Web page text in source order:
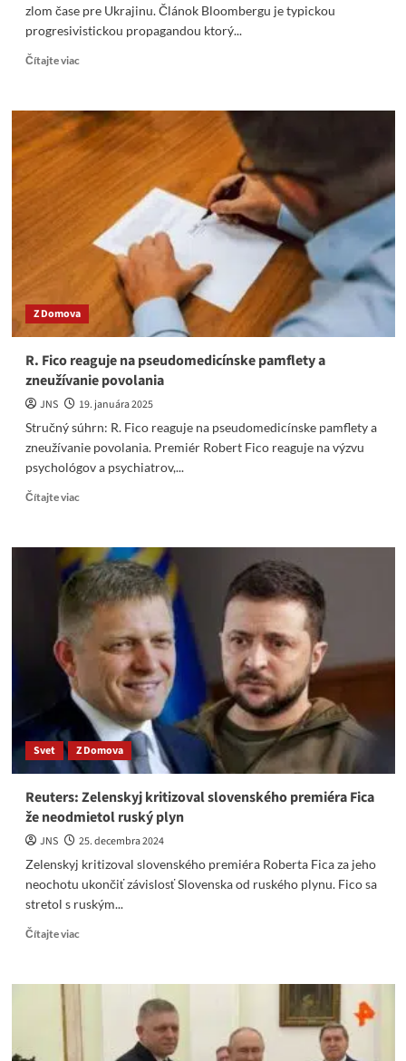
zlom čase pre Ukrajinu. Článok Bloombergu je typickou
progresivistickou propagandou ktorý...
Čítajte viacRead
Bloomberg:
Putin
získava
spojencov
Európe
zlom
čase
Ukrajinu
Z Domova
R. Fico reaguje na pseudomedicínske pamflety a
zneužívanie povolania
JNS
19. januára 2025
Stručný súhrn: R. Fico reaguje na pseudomedicínske pamflety a
zneužívanie povolania. Premiér Robert Fico reaguje na výzvu
psychológov a psychiatrov,...
Čítajte viacRead
R.
Fico
reaguje
na
pseudomedicínske
pamflety
zneužívanie
povolania
Svet Z Domova
Reuters: Zelenskyj kritizoval slovenského premiéra Fica
že neodmietol ruský plyn
JNS
25. decembra 2024
Zelenskyj kritizoval slovenského premiéra Roberta Fica za jeho
neochotu ukončiť závislosť Slovenska od ruského plynu. Fico sa
stretol s ruským...
Čítajte viacRead
Reuters:
slovenského
premiéra